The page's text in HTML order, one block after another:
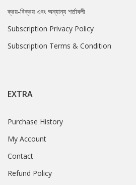
ক্রয়-বিক্রয় এবং অন্যান্য শর্তাবলী
Subscription Privacy Policy
Subscription Terms & Condition
EXTRA
Purchase History
My Account
Contact
Refund Policy